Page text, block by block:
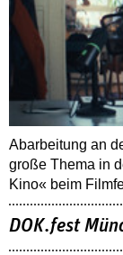
Abarbeitung an
große Thema in
Kino« beim
DOK.fest